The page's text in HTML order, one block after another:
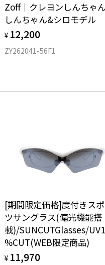
Zoff｜クレヨンしんち
しんちゃん&シロモデル
¥ 12,200
ZY262041-56F1
[期間限定価格]度付きス
ツサングラス(偏光機能搭
載)/SUNCUTGlasses/
%CUT(WEB限定商品)
¥ 11,970